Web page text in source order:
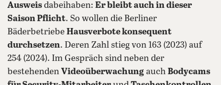
Ausweis dabeihaben: Er bleibt auch in dieser
Saison Pflicht. So wollen die Berliner
Bäderbetriebe Hausverbote konsequent
durchsetzen. Deren Zahl stieg von 163 (2023) auf
254 (2024). Im Gespräch sind neben der
bestehenden Videoüberwachung auch Bodycams